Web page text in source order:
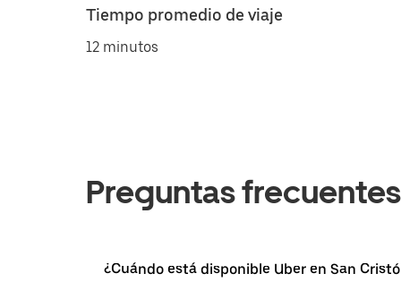
Tiempo promedio de viaje
12 minutos
Preguntas frecuentes
¿Cuándo está disponible Uber en San